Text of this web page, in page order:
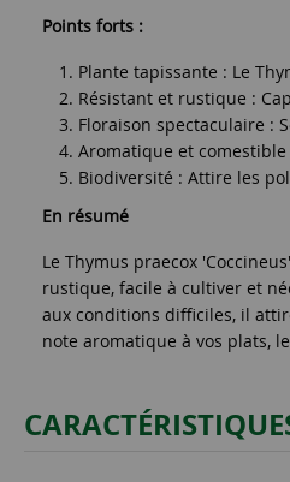
Points forts :
Plante tapissante : Le
Résistant et rustique :
Floraison spectaculaire :
Aromatique et
Biodiversité : Attire les
En résumé
Le Thymus praecox
rustique, facile à cultiver et
aux conditions difficiles, il
note aromatique à vos plats,